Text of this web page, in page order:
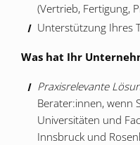
(Vertrieb, Fertigung,
Unterstützung Ihres
Was hat Ihr
Praxisrelevante
Berater:innen, wenn
Universitäten und
Innsbruck und